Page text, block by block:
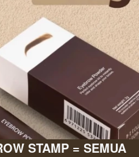
STAMP = SEMUA